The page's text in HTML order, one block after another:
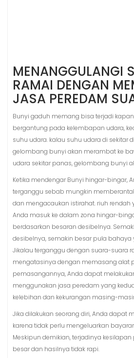
MENANGGULANGI
RAMAI DENGAN
JASA PEREDAM
Bunyi gaduh memang bisa terjadi
bergantung pada kelembapan udara,
suhu udara. kalau suhu udara di sekitar
gelombang bunyi akan merambat ke
udara sekitar panas, gelombang bunyi
Ketika mendengar Bunyi hingar-bingar,
terganggu sebab mungkin
dan mengacaukan istirahat. riuh rendah
Anda masuk ke dalam zona hingar-
berdasarkan besaran desibelnya.
desibelnya, semakin besar pula
Jikalau terganggu dengan suara-suara
mengatasinya dengan memasang alat
pemasangannya, Anda dapat
menggunakan jasa peredam yang
kelebihan dan kekurangan masing-
Jika dilakukan seorang diri, Anda dapat
karena tidak perlu mengeluarkan
Meskipun demikian, terjadinya
besar dan hasilnya tidak rapi.